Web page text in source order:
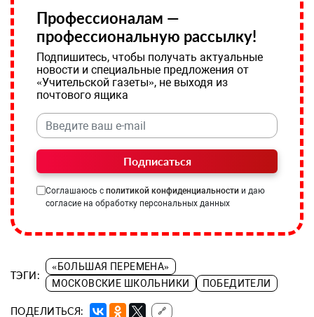
Профессионалам —
профессиональную рассылку!
Подпишитесь, чтобы получать актуальные
новости и специальные предложения от
«Учительской газеты», не выходя из
почтового ящика
Подписаться
Соглашаюсь с политикой конфиденциальности и даю
согласие на обработку персональных данных
ТЭГИ:
«БОЛЬШАЯ ПЕРЕМЕНА»
МОСКОВСКИЕ ШКОЛЬНИКИ
ПОБЕДИТЕЛИ
ПОДЕЛИТЬСЯ: 🔗